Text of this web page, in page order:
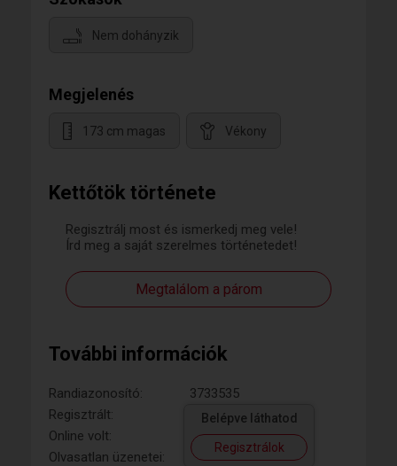
Kettőtök története
Regisztrálj most és ismerkedj meg vele!
Írd meg a saját szerelmes történetedet!
Megtalálom a párom
További információk
Randiazonosító:
3733535
Regisztrált:
Online volt:
Olvasatlan üzenetei:
Belépve láthatod
Regisztrálok
Nem dohányzik
Megjelenés
173 cm magas Vékony